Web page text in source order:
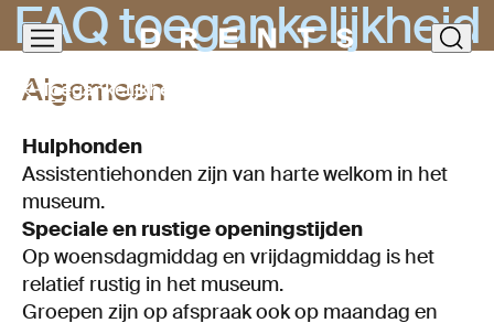
Navigatie
Toegankelijkheid
FAQtoe­gan­ke­lijk­heid
Algemeen
Hulphonden
Assistentiehonden zijn van harte welkom in het
museum.
Speciale en rustige openingstijden
Op woensdagmiddag en vrijdagmiddag is het
relatief rustig in het museum.
Groepen zijn op afspraak ook op maandag en